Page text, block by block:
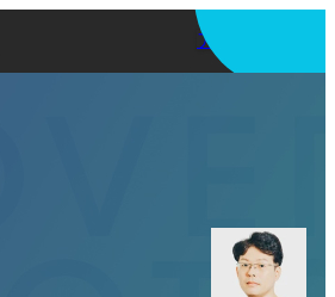
アプリを使う